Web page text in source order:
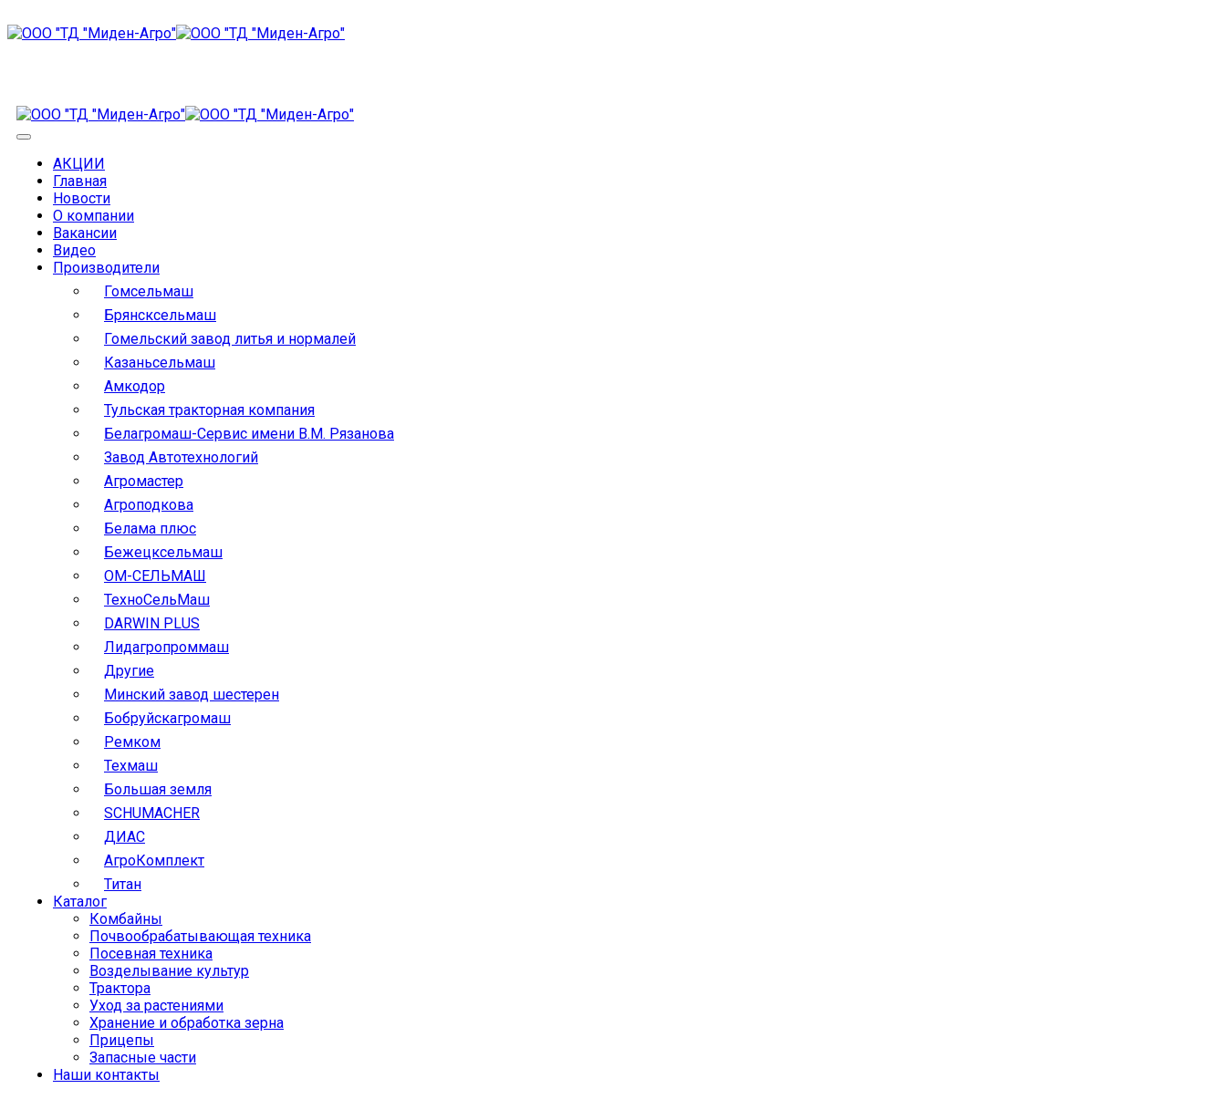
АКЦИИ
Главная
Новости
О компании
Вакансии
Видео
Производители
Гомсельмаш
Брянсксельмаш
Гомельский завод литья и нормалей
Казаньсельмаш
Амкодор
Тульская тракторная компания
Белагромаш-Сервис имени В.М. Рязанова
Завод Автотехнологий
Агромастер
Агроподкова
Белама плюс
Бежецксельмаш
ОМ-СЕЛЬМАШ
ТехноСельМаш
DARWIN PLUS
Лидагропроммаш
Другие
Минский завод шестерен
Бобруйскагромаш
Ремком
Техмаш
Большая земля
SCHUMACHER
ДИАС
АгроКомплект
Титан
Каталог
Комбайны
Почвообрабатывающая техника
Посевная техника
Возделывание культур
Трактора
Уход за растениями
Хранение и обработка зерна
Прицепы
Запасные части
Наши контакты